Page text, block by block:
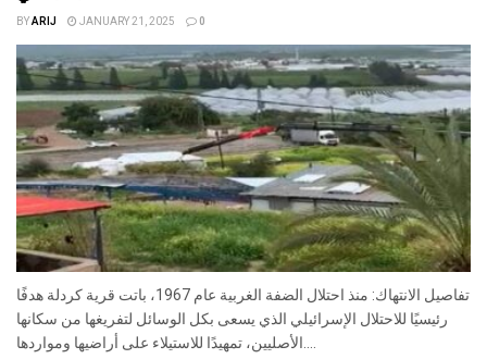
BYARIJ JANUARY 21, 2025 0
تفاصيل الانتهاك: منذ احتلال الضفة الغربية عام 1967، باتت قرية كردلة هدفًا
رئيسيًا للاحتلال الإسرائيلي الذي يسعى بكل الوسائل لتفريغها من سكانها